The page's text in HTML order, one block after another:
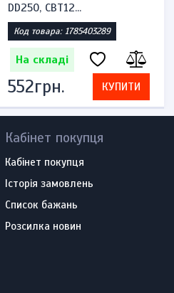
DD250, CBT12...
Код товара: 1785403289
На складі
552грн. КУПИТИ
Кабінет покупця
Кабінет покупця
Історія замовлень
Список бажань
Розсилка новин